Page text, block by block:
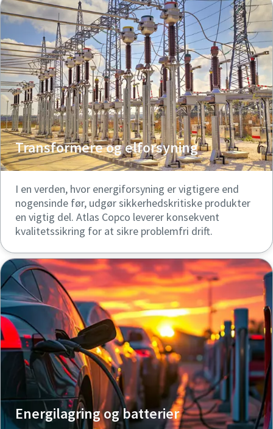
Transformere og elforsyning
I en verden, hvor energiforsyning er vigtigere end
nogensinde før, udgør sikkerhedskritiske produkter
en vigtig del. Atlas Copco leverer konsekvent
kvalitetssikring for at sikre problemfri drift.
Energilagring og batterier